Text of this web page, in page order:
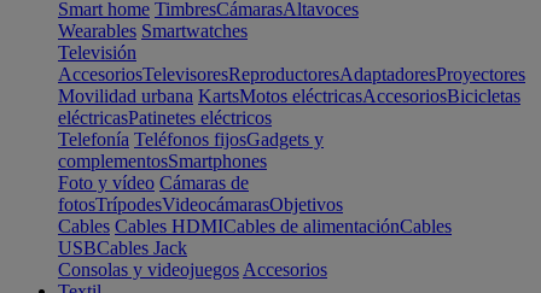
Smart home TimbresCámarasAltavoces
Wearables Smartwatches
Televisión
AccesoriosTelevisoresReproductoresAdaptadoresProyectores
Movilidad urbana KartsMotos eléctricasAccesoriosBicicletas
eléctricasPatinetes eléctricos
Telefonía Teléfonos fijosGadgets y
complementosSmartphones
Foto y vídeo Cámaras de
fotosTrípodesVideocámarasObjetivos
Cables Cables HDMICables de alimentaciónCables
USBCables Jack
Consolas y videojuegos Accesorios